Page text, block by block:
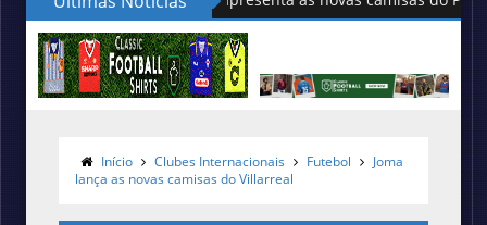
Início Clubes Internacionais Futebol
Joma
lança as novas camisas do Villarreal